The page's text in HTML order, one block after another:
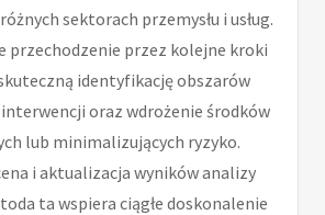
sektorach przemysłu i usług.
przechodzenie przez kolejne kroki
identyfikację obszarów
oraz wdrożenie środków
lub minimalizujących ryzyko.
i aktualizacja wyników analizy
ta wspiera ciągłe doskonalenie